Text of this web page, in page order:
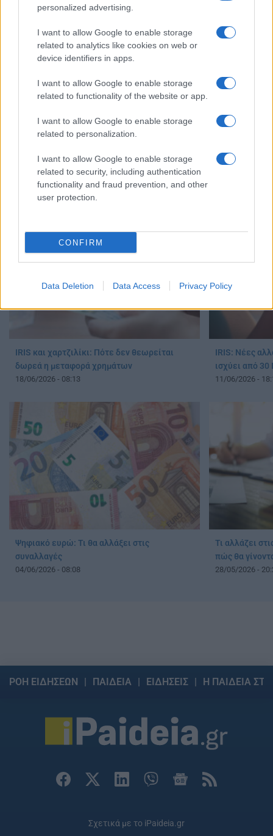
personalized advertising.
I want to allow Google to enable storage
related to analytics like cookies on web or
device identifiers in apps.
I want to allow Google to enable storage
related to functionality of the website or app.
I want to allow Google to enable storage
related to personalization.
I want to allow Google to enable storage
related to security, including authentication
functionality and fraud prevention, and other
user protection.
CONFIRM
Data Deletion Data Access Privacy Policy
IRIS: Τι αλλάζει στις μεταφορές χρημάτων
30/06/2026 - 20:38
IRIS: Πότε η
IRIS και χαρτζιλίκι: Πότε δεν θεωρείται
δωρεά η μεταφορά χρημάτων
18/06/2026 - 08:13
IRIS: Νέες
ισχύει από 30
11/06/2026 -
Ψηφιακό ευρώ: Τι θα αλλάξει στις
συναλλαγές
04/06/2026 - 08:08
Τι αλλάζει
πώς θα
28/05/2026 -
ΡΟΗ ΕΙΔΗΣΕΩΝ ΠΑΙΔΕΙΑ ΕΙΔΗΣΕΙΣ Η ΠΑΙΔΕΙΑ
Σχετικά με το iPaideia.gr